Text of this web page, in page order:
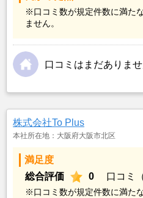
※口コミ数が規定件数に満た
ません。
口コミはまだありま
株式会社To Plus
本社所在地：大阪府大阪市北区
満足度
総合評価
0 口コミ
※口コミ数が規定件数に満た